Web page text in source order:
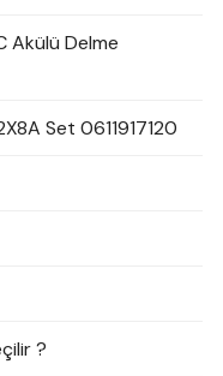
Akülü Delme
Set 0611917120
?